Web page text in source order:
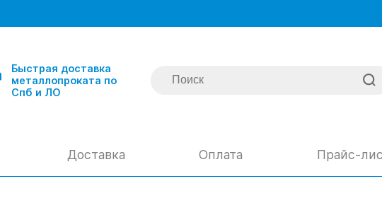
Быстрая доставка
металлопроката по
Спб и ЛО
Доставка Оплата Прайс-